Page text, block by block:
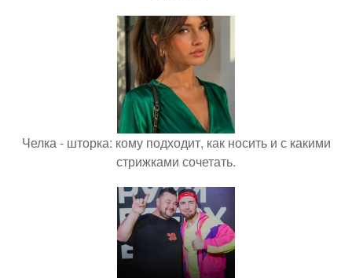
Челка - шторка: кому подходит, как носить и с какими
стрижками сочетать.